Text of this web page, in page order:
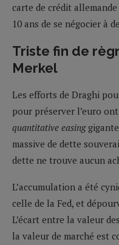
carte de crédit
10 ans de se négocier à
Triste fin de
Merkel
Les efforts de Draghi
pour préserver l’euro
quantitative easing
massive de dette
dette ne trouve aucun
L’accumulation a été
celle de la Fed, et
L’écart entre la valeur
la valeur de marché est